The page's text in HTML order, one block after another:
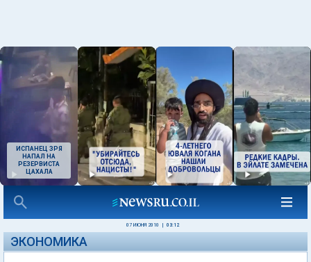
ИСПАНЕЦ ЗРЯ
НАПАЛ НА
РЕЗЕРВИСТА
ЦАХАЛА
07 ИЮНЯ 2010 03:12
ЭКОНОМИКА